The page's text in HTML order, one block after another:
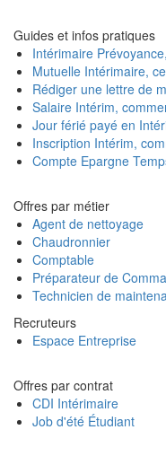
Guides et infos pratiques
Intérimaire
Mutuelle Intérimaire,
Rédiger une lettre de
Salaire Intérim,
Jour férié payé en
Inscription Intérim,
Compte Epargne
Offres par métier
Agent de nettoyage
Chaudronnier
Comptable
Préparateur de
Technicien de
Recruteurs
Espace Entreprise
Offres par contrat
CDI Intérimaire
Job d'été Étudiant